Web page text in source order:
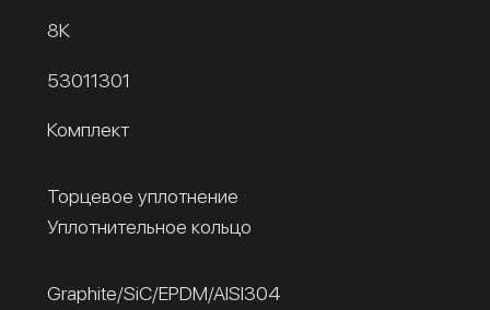
8К
53011301
Комплект
Торцевое уплотнение
Уплотнительное кольцо
Graphite/SiC/EPDM/AISI304